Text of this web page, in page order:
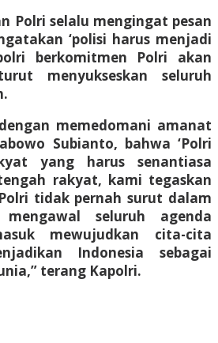
Polri selalu mengingat pesan
‘polisi harus menjadi
berkomitmen Polri akan
menyukseskan seluruh
memedomani amanat
Subianto, bahwa ‘Polri
yang harus senantiasa
rakyat, kami tegaskan
tidak pernah surut dalam
seluruh agenda
mewujudkan cita-cita
Indonesia sebagai
terang Kapolri.